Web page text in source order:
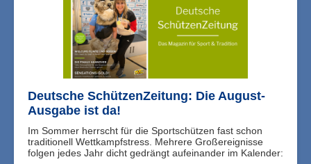
Deutsche SchützenZeitung: Die August-
Ausgabe ist da!
Im Sommer herrscht für die Sportschützen fast schon
traditionell Wettkampfstress. Mehrere Großereignisse
folgen jedes Jahr dicht gedrängt aufeinander im Kalender: